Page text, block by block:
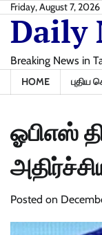
Skip
content
Friday, August 7, 2026
Daily
Breaking News in
HOME புதிய
ஓபிஎஸ்
Posted on